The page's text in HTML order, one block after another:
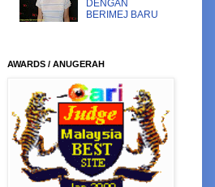
DENGAN
BERIMEJ BARU
AWARDS / ANUGERAH